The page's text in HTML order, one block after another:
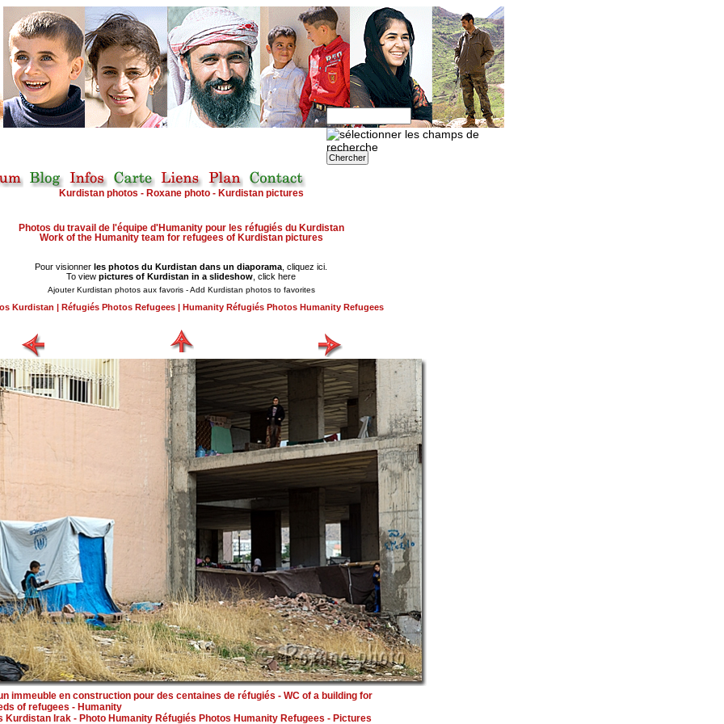
Kurdistan photos - Roxane photo - Kurdistan pictures
Photos du travail de l'équipe d'Humanity pour les réfugiés du Kurdistan
Work of the Humanity team for refugees of Kurdistan pictures
Pour visionner les photos du Kurdistan dans un diaporama , cliquez ici.
To view pictures of Kurdistan in a slideshow , click here
Ajouter Kurdistan photos aux favoris - Add Kurdistan photos to favorites
Kurdistan | Réfugiés Photos Refugees| Humanity Réfugiés Photos Humanity Refugees
immeuble en construction pour des centaines de réfugiés - WC of a building for
of refugees - Humanity
Kurdistan Irak - Photo Humanity Réfugiés Photos Humanity Refugees - Pictures